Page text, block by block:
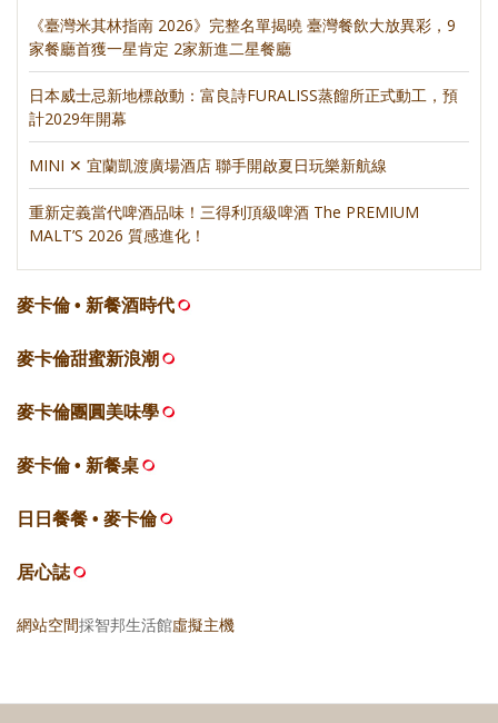
《臺灣米其林指南 2026》完整名單揭曉 臺灣餐飲大放異彩，9
家餐廳首獲一星肯定 2家新進二星餐廳
日本威士忌新地標啟動：富良詩FURALISS蒸餾所正式動工，預
計2029年開幕
MINI ✕ 宜蘭凱渡廣場酒店 聯手開啟夏日玩樂新航線
重新定義當代啤酒品味！三得利頂級啤酒 The PREMIUM
MALT’S 2026 質感進化！
麥卡倫 • 新餐酒時代
麥卡倫甜蜜新浪潮
麥卡倫團圓美味學
麥卡倫 • 新餐桌
日日餐餐 • 麥卡倫
居心誌
網站空間採智邦生活館虛擬主機